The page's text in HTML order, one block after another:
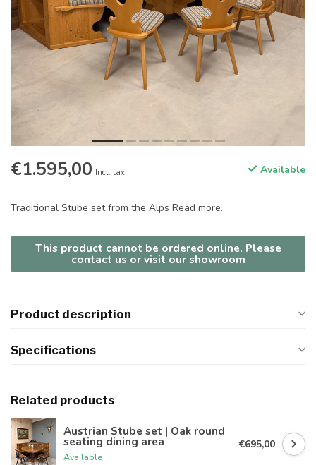
€1.595,00 Incl. tax Available
Traditional Stube set from the Alps Read more.
This product cannot be ordered online. Please
contact us or visit our showroom
Product description
Specifications
Related products
Austrian Stube set | Oak round
seating dining area
Available
€695,00